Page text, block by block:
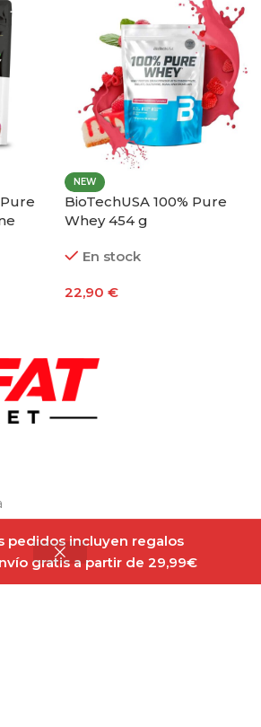
pedidos incluyen regalos
gratis a partir de 29,99€
NEW
BioTechUSA 100% Pure
Whey 454 g
En stock
22,90 €